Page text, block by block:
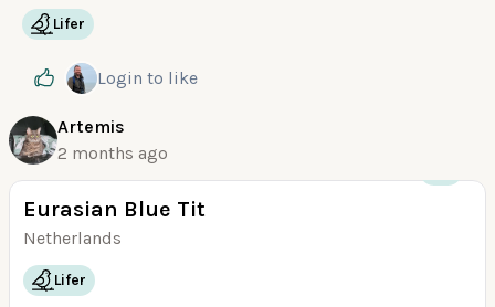
Lifer
Login to like
Artemis
2 months ago
Eurasian Blue Tit
Netherlands
Lifer